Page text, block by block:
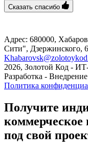
Сказать спасибо
Адрес: 680000,
Сити", ​Дзержинского,
2026, Золотой Код -
Разработка -
Политика
Получите
коммерческое
под свой